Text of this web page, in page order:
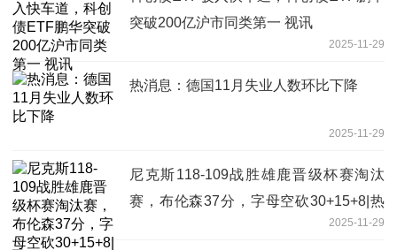
突破200亿沪市同类第一 视讯
2025-11-29
热消息：德国11月失业人数环比下降
2025-11-29
尼克斯118-109战胜雄鹿晋级杯赛淘汰
赛，布伦森37分，字母空砍30+15+8|热
2025-11-29